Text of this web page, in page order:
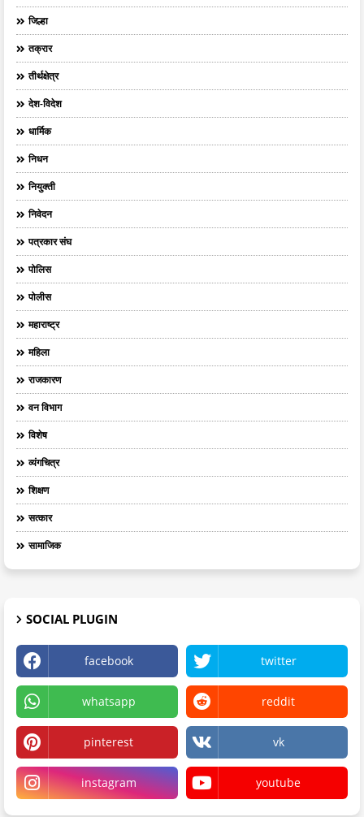
जिल्हा
तक्रार
तीर्थक्षेत्र
देश-विदेश
धार्मिक
निधन
नियुक्ती
निवेदन
पत्रकार संघ
पोलिस
पोलीस
महाराष्ट्र
महिला
राजकारण
वन विभाग
विशेष
व्यंगचित्र
शिक्षण
सत्कार
सामाजिक
SOCIAL PLUGIN
facebook twitter
whatsapp reddit
pinterest vk
instagram youtube